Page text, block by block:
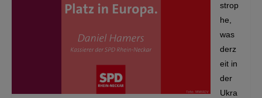
strop
he,
was
derz
eit in
der
Ukra